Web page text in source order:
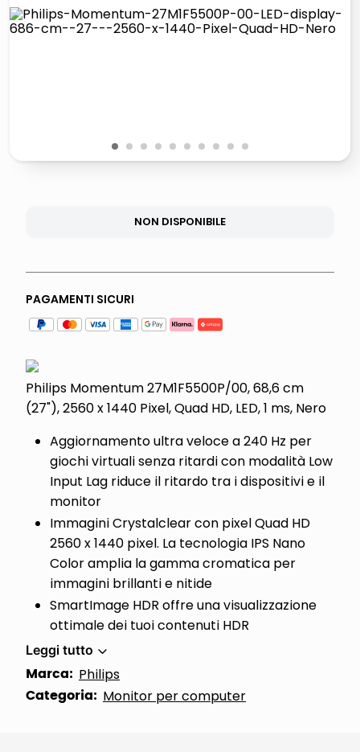
pattumiera raccolta differenziata
1 2 3 4 5 6 7 8 9 10
NON DISPONIBILE
PAGAMENTI SICURI
Philips Momentum 27M1F5500P/00, 68,6 cm
(27"), 2560 x 1440 Pixel, Quad HD, LED, 1 ms, Nero
Aggiornamento ultra veloce a 240 Hz per
giochi virtuali senza ritardi con modalità Low
Input Lag riduce il ritardo tra i dispositivi e il
monitor
Immagini Crystalclear con pixel Quad HD
2560 x 1440 pixel. La tecnologia IPS Nano
Color amplia la gamma cromatica per
immagini brillanti e nitide
SmartImage HDR offre una visualizzazione
ottimale dei tuoi contenuti HDR
Leggi tutto
Marca: Philips
Categoria: Monitor per computer